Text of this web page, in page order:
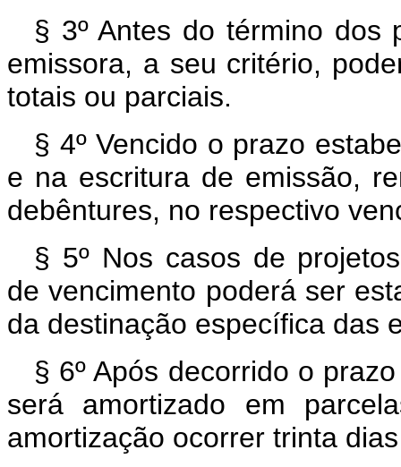
§ 3º Antes do término dos
emissora, a seu critério,
totais ou parciais.
§ 4º Vencido o prazo
e na escritura de emissão,
debêntures, no respectivo
§ 5º Nos casos de
de vencimento poderá ser
da destinação específica das
§ 6º Após decorrido o
será amortizado em
amortização ocorrer trinta